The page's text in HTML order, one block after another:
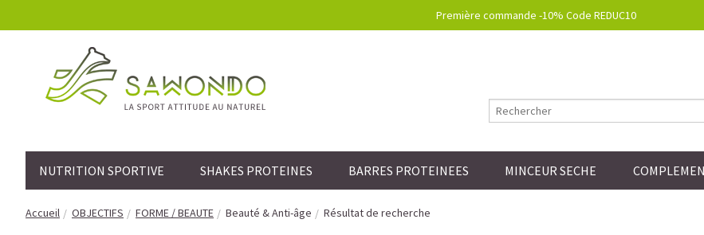
Première commande -10% Code REDUC10
NUTRITION SPORTIVE SHAKES PROTEINES BARRES PROTEINEES MINCEUR SECHE
Accueil OBJECTIFS FORME / BEAUTE Beauté & Anti-âge Résultat de recherche